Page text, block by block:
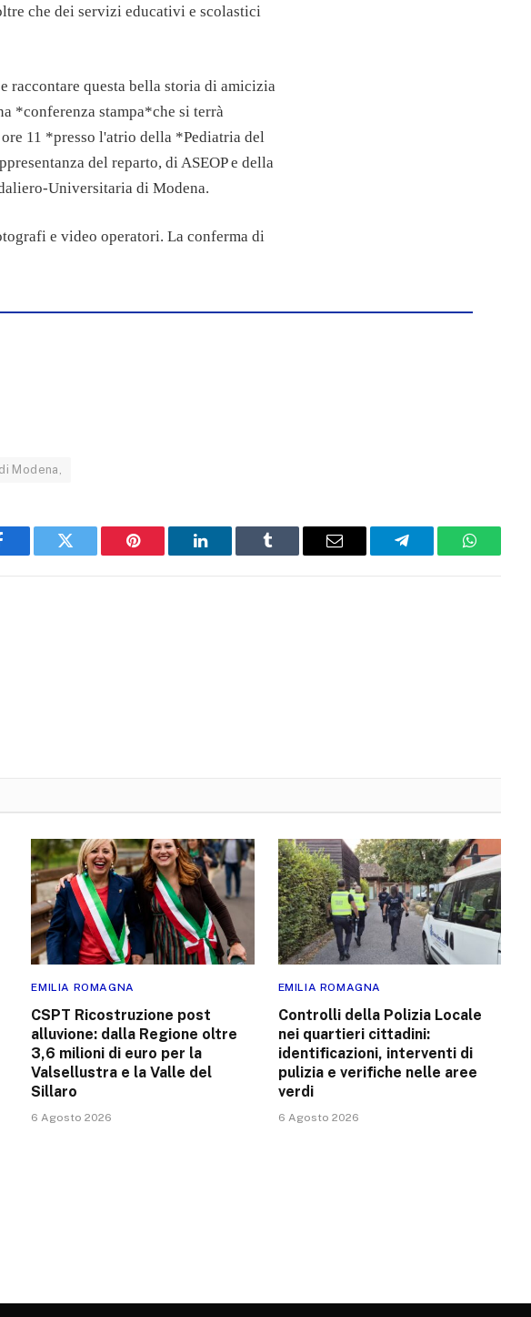
che dei servizi educativi e scolastici
raccontare questa bella storia di amicizia
*conferenza stampa*che si terrà
11 *presso l'atrio della *Pediatria del
del reparto, di ASEOP e della
Universitaria di Modena.
e video operatori. La conferma di
Modena,
Twitter Pinterest LinkedIn Tumblr Email Telegram WhatsApp
EMILIA ROMAGNA
CSPT Ricostruzione post
alluvione: dalla Regione oltre
3,6 milioni di euro per la
Valsellustra e la Valle del
Sillaro
6 Agosto 2026
EMILIA ROMAGNA
Controlli della Polizia Locale
nei quartieri cittadini:
identificazioni, interventi di
pulizia e verifiche nelle aree
verdi
6 Agosto 2026